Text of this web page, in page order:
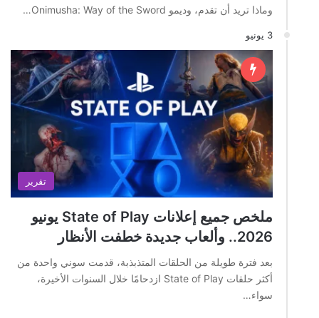
وماذا تريد أن تقدم، وديمو Onimusha: Way of the Sword…
3 يونيو
تقرير
ملخص جميع إعلانات State of Play يونيو
2026.. وألعاب جديدة خطفت الأنظار
بعد فترة طويلة من الحلقات المتذبذبة، قدمت سوني واحدة من
أكثر حلقات State of Play ازدحامًا خلال السنوات الأخيرة،
سواء…